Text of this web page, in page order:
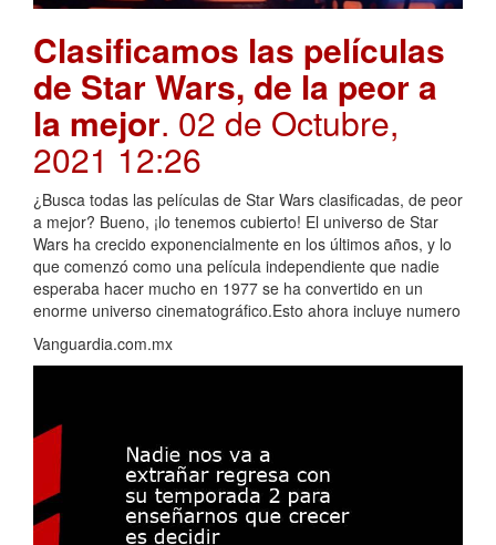
Clasificamos las películas
de Star Wars, de la peor a
la mejor. 02 de Octubre,
2021 12:26
¿Busca todas las películas de Star Wars clasificadas, de peor
a mejor? Bueno, ¡lo tenemos cubierto! El universo de Star
Wars ha crecido exponencialmente en los últimos años, y lo
que comenzó como una película independiente que nadie
esperaba hacer mucho en 1977 se ha convertido en un
enorme universo cinematográfico.Esto ahora incluye numero
Vanguardia.com.mx